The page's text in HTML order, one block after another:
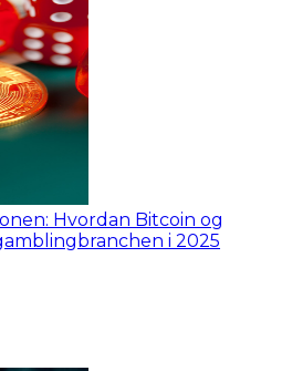
Hvordan Bitcoin og
i 2025